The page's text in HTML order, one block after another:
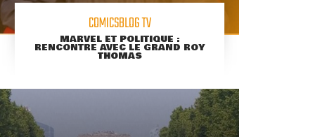
COMICSBLOG TV
MARVEL ET POLITIQUE :
RENCONTRE AVEC LE GRAND ROY
THOMAS